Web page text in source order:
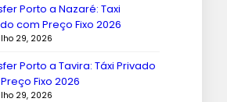
Porto a Nazaré: Taxi
com Preço Fixo 2026
29, 2026
Porto a Tavira: Táxi Privado
Fixo 2026
29, 2026